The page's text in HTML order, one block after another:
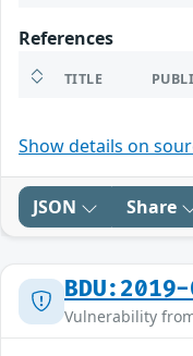
References
TITLE
Show details on
JSON Share
Vulnerability